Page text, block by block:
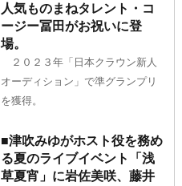
人気ものまねタレント・コ
ージー冨田がお祝いに登
場。
２０２３年「日本クラウン新人
オーディション」で準グランプリ
を獲得。
■津吹みゆがホスト役を務め
る夏のライブイベント「浅
草夏宵」に岩佐美咲、藤井